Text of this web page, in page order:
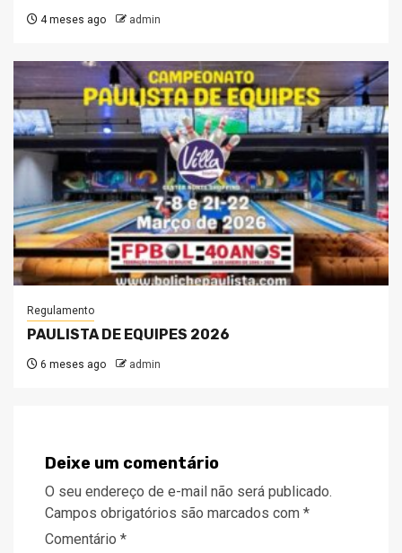
4 meses ago admin
Regulamento
PAULISTA DE EQUIPES 2026
6 meses ago admin
Deixe um comentário
O seu endereço de e-mail não será publicado.
Campos obrigatórios são marcados com *
Comentário *